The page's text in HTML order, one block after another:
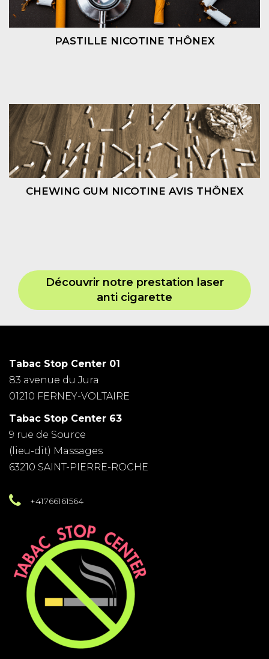
PASTILLE NICOTINE THÔNEX
CHEWING GUM NICOTINE AVIS THÔNEX
Découvrir notre prestation laser
anti cigarette
Tabac Stop Center 01
83 avenue du Jura
01210 FERNEY-VOLTAIRE
Tabac Stop Center 63
9 rue de Source
(lieu-dit) Massages
63210 SAINT-PIERRE-ROCHE
+41766161564